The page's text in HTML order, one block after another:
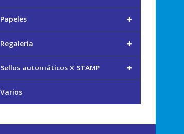
+
Papeles
+
Regalería
+
Sellos automáticos X STAMP
Varios